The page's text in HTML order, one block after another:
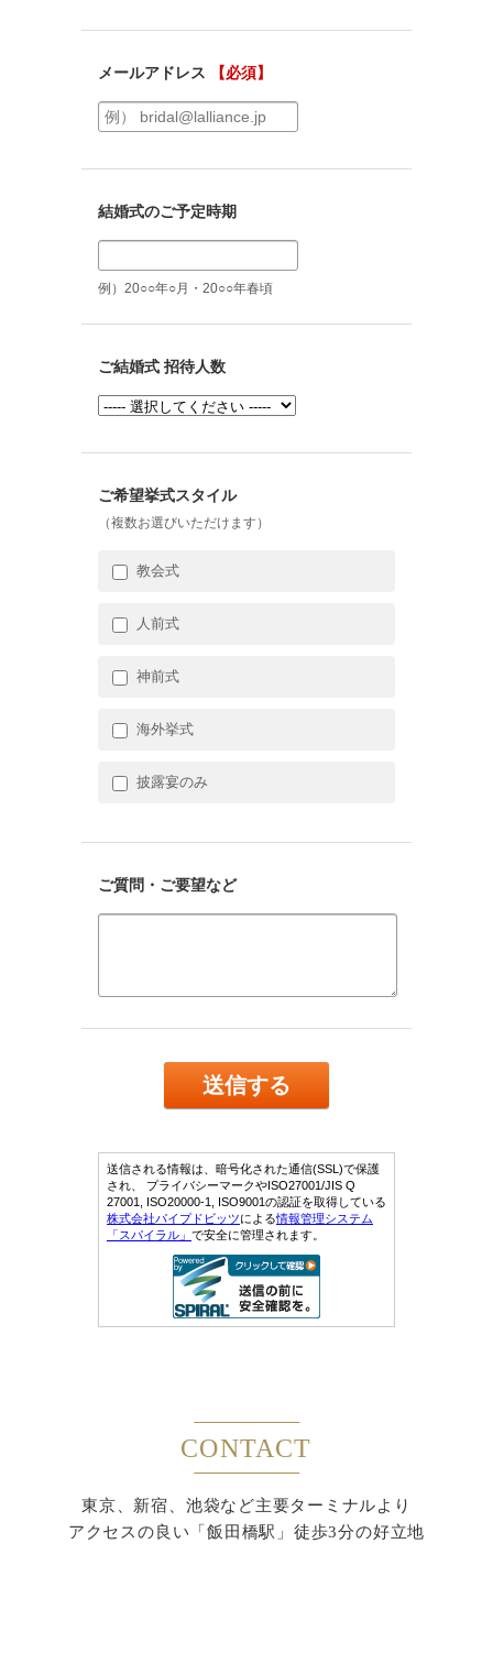
CONTACT
東京、新宿、池袋など主要ターミナルより
アクセスの良い「飯田橋駅」徒歩3分の好立地